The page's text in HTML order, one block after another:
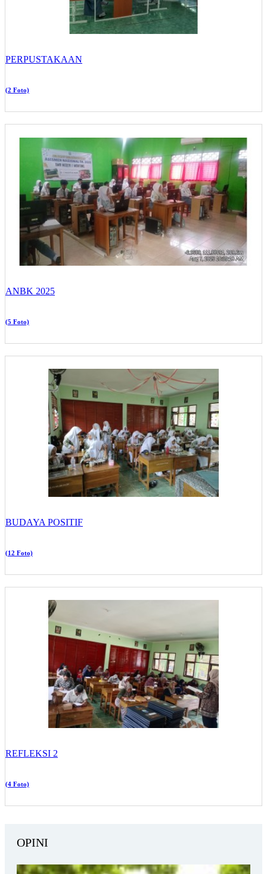
PERPUSTAKAAN
(2 Foto)
ANBK 2025
(5 Foto)
BUDAYA POSITIF
(12 Foto)
REFLEKSI 2
(4 Foto)
OPINI